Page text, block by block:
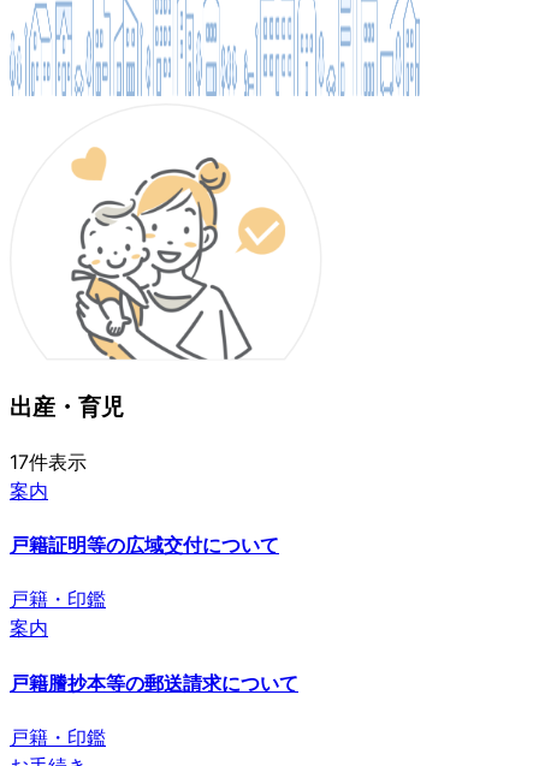
出産・育児
17件表示
案内
戸籍証明等の広域交付について
戸籍・印鑑
案内
戸籍謄抄本等の郵送請求について
戸籍・印鑑